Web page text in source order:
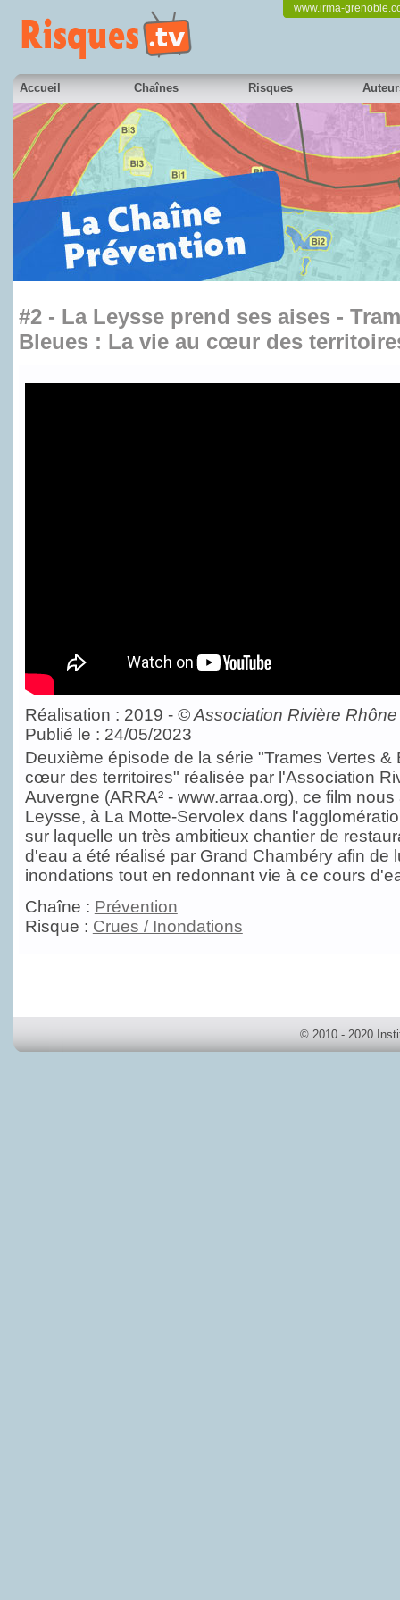
www.irma-
Accueil Chaînes Risques
#2 - La Leysse prend ses aises -
Bleues : La vie au cœur des
Réalisation : 2019 - ©Association Rivière
Publié le : 24/05/2023
Deuxième épisode de la série "Trames Vertes &
cœur des territoires" réalisée par l'Association
Auvergne (ARRA² - www.arraa.org), ce film
Leysse, à La Motte-Servolex dans
sur laquelle un très ambitieux chantier de
d'eau a été réalisé par Grand Chambéry afin de
inondations tout en redonnant vie à ce cours
Chaîne : Prévention
Risque : Crues / Inondations
© 2010 - 2020